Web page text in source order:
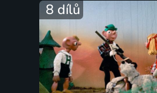
8 dílů